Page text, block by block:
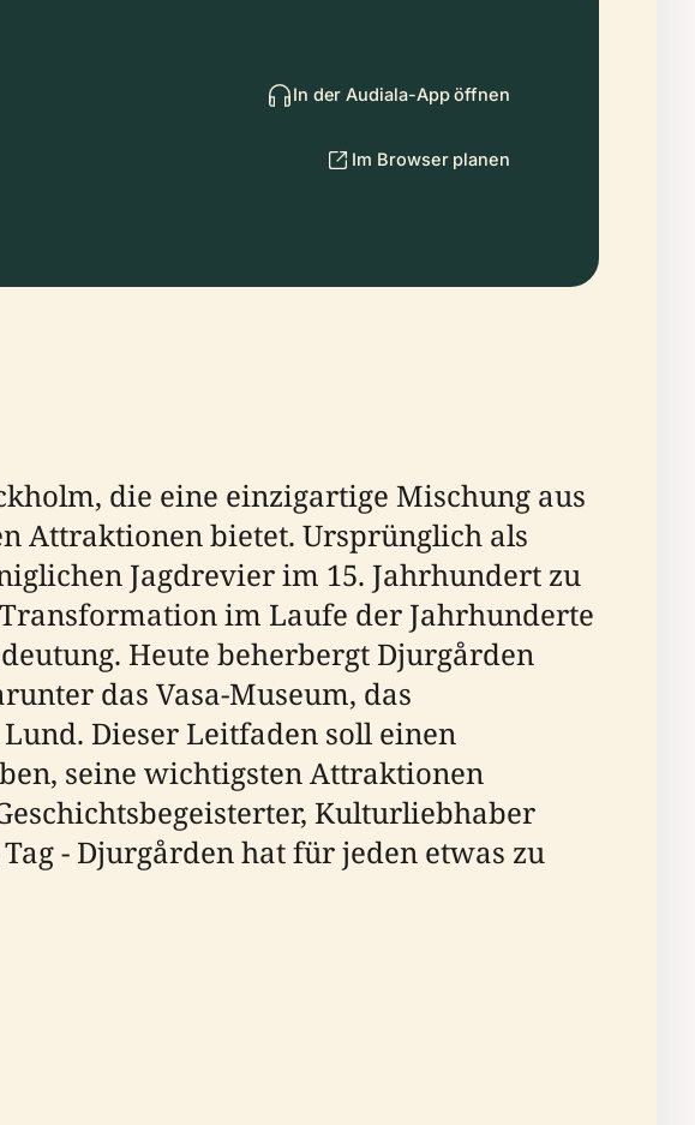
In der Audiala-App öffnen
Im Browser planen
die eine einzigartige Mischung aus
Attraktionen bietet. Ursprünglich als
Jagdrevier im 15. Jahrhundert zu
im Laufe der Jahrhunderte
Heute beherbergt Djurgården
das Vasa-Museum, das
Dieser Leitfaden soll einen
seine wichtigsten Attraktionen
Kulturliebhaber
- Djurgården hat für jeden etwas zu